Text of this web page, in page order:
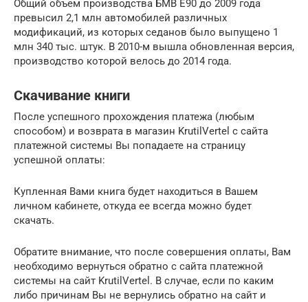
Общий объем производства БМВ Е90 до 2009 года
превысил 2,1 млн автомобилей различных
модификаций, из которых седанов было выпущено 1
млн 340 тыс. штук. В 2010-м вышла обновленная версия,
производство которой велось до 2014 года.
Скачивание книги
После успешного прохождения платежа (любым
способом) и возврата в магазин KrutilVertel с сайта
платежной системы Вы попадаете на страницу
успешной оплаты:
Купленная Вами книга будет находиться в Вашем
личном кабинете, откуда ее всегда можно будет
скачать.
Обратите внимание, что после совершения оплаты, Вам
необходимо вернуться обратно с сайта платежной
системы на сайт KrutilVertel. В случае, если по каким
либо причинам Вы не вернулись обратно на сайт и